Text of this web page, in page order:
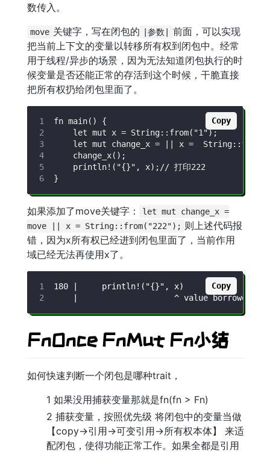
数传入。
move 关键字，写在闭包的 |参数|
前面，可以实现
把当前上下文的变量以转移所有权到闭包中。经常
用于线程/异步的场景，因为无法知道闭包执行的时
候变量是否还能正常的存活到这个时候，干脆直接
把所有权扔给闭包里面了。
    let mut x = String::from("1");
Copy
如果添加了move关键字：
let mut change_x =
move || x = String::from("222"); 则上述代码报
错，因为x所有权已经进到闭包里面了，当前作用
域已经无法再使用x了。
Copy
FnOnce FnMut Fn小结
如何快速判断一个闭包是哪种trait，
1 如果没用捕获变量那就是fn(fn > Fn)
2 捕获变量，按照优先级 将闭包中的变量当做
【copy->引用->可变引用->所有权本体】 来适
配闭包，使得功能正常工作。如果全都是引用